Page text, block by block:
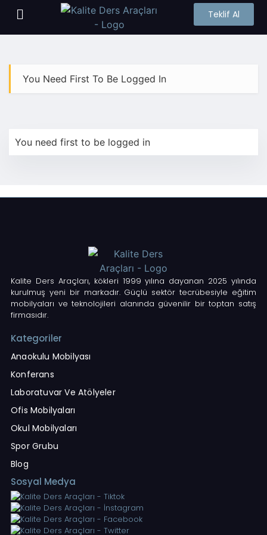
Teklif Al
You Need First To Be Logged In
You need first to be logged in
Kalite Ders Araçları, kökleri 1999 yılına dayanan 2025 yılında
kurulmuş yeni bir markadır. Güçlü sektör tecrübesiyle eğitim
mobilyaları ve teknolojileri alanında güvenilir bir toptan satış
firmasıdır.
Kategoriler
Anaokulu Mobilyası
Konferans
Laboratuvar Ve Atölyeler
Ofis Mobilyaları
Okul Mobilyaları
Spor Grubu
Blog
Sosyal Medya